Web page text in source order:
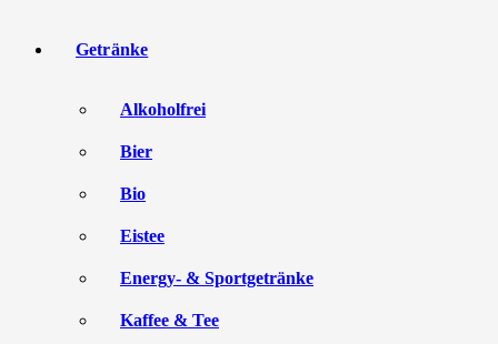
Getränke
Alkoholfrei
Bier
Bio
Eistee
Energy- & Sportgetränke
Kaffee & Tee